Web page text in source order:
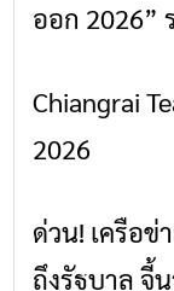
ออก 2026”
เชียงราย พ
พร้อมชมคอ
Chiangrai
2026
ด่วน! เครือ
ถึงรัฐบาล จี้น